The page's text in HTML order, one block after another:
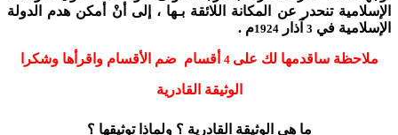
الإسلامية تنحدر عن المكانة اللائقة بـها ، إلى أنْ أمكن هدم الدولة
الإسلامية في 3 آذار 1924م .
ملاحظة ساقدمها لك على 4 أقسام ضم الأقسام واقرأها وشكرا
الوثيقة القادرية
ما هي الوثيقة القادرية ؟ ولماذا توثيقها ؟